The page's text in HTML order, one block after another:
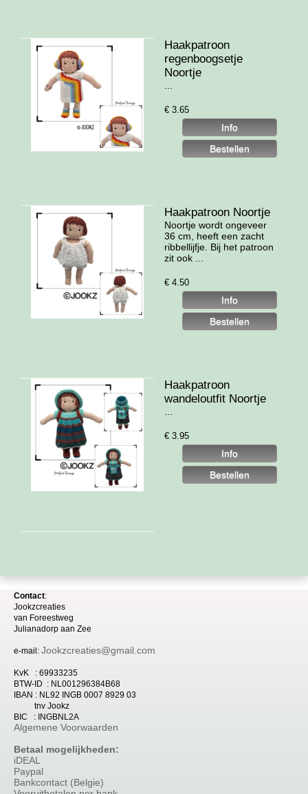
Haakpatroon
regenboogsetje
Noortje
€ 3.65
Haakpatroon Noortje
Noortje wordt ongeveer
36 cm, heeft een zacht
ribbellijfje. Bij het patroon
zit ook ...
€ 4.50
Haakpatroon
wandeloutfit Noortje
€ 3.95
Contact:
Jookzcreaties
van Foreestweg
Julianadorp aan Zee
e-mail: Jookzcreaties@gmail.com
KvK : 69933235
BTW-ID : NL001296384B68
IBAN : NL92 INGB 0007 8929 03
tnv Jookz
BIC : INGBNL2A
Algemene Voorwaarden
Betaal mogelijkheden:
iDEAL
Paypal
Bankcontact (Belgie)